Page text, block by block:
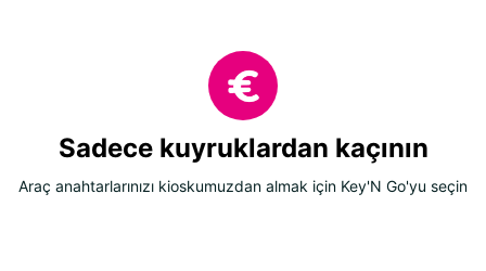
Sadece kuyruklardan kaçının
Araç anahtarlarınızı kioskumuzdan almak için Key'N Go'yu seçin